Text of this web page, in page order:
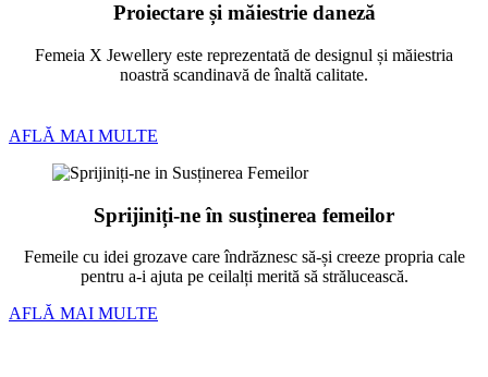
Proiectare și măiestrie daneză
Femeia X Jewellery este reprezentată de designul și măiestria
noastră scandinavă de înaltă calitate.
AFLĂ MAI MULTE
Sprijiniți-ne în susținerea femeilor
Femeile cu idei grozave care îndrăznesc să-și creeze propria cale
pentru a-i ajuta pe ceilalți merită să strălucească.
AFLĂ MAI MULTE